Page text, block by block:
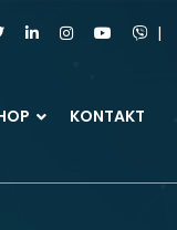
KONTAKT